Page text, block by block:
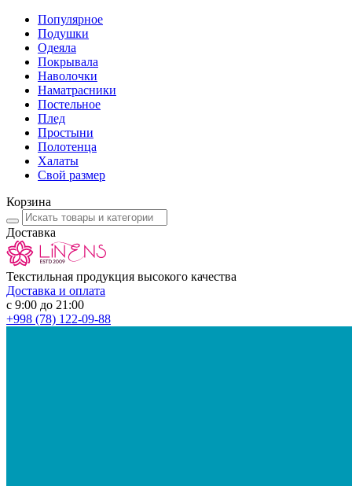
Популярное
Подушки
Одеяла
Покрывала
Наволочки
Наматрасники
Постельное
Плед
Простыни
Полотенца
Халаты
Свой размер
Корзина
Доставка
Текстильная продукция высокого качества
Доставка и оплата
с 9:00 до 21:00
+998 (78) 122-09-88